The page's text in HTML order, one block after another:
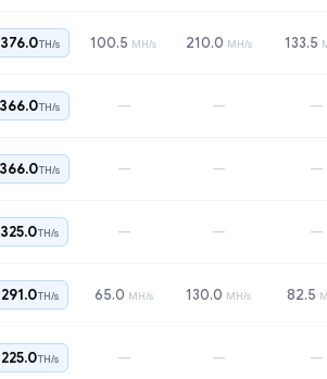
376.0TH/s 100.5 MH/s 210.0 MH/s 133.5
366.0TH/s — — —
366.0TH/s — — —
325.0TH/s — — —
291.0TH/s 65.0 MH/s 130.0 MH/s 82.5
225.0TH/s — — —